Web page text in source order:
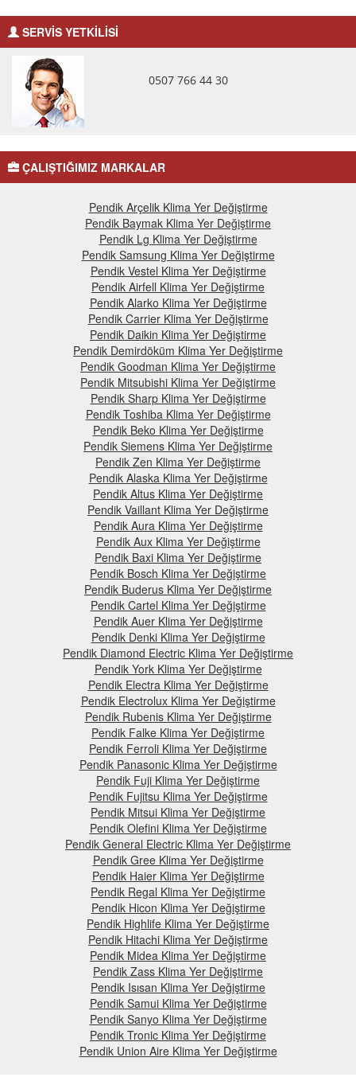
SERVİS YETKİLİSİ
0507 766 44 30
ÇALIŞTIĞIMIZ MARKALAR
Pendik Arçelik Klima Yer Değiştirme
Pendik Baymak Klima Yer Değiştirme
Pendik Lg Klima Yer Değiştirme
Pendik Samsung Klima Yer Değiştirme
Pendik Vestel Klima Yer Değiştirme
Pendik Airfell Klima Yer Değiştirme
Pendik Alarko Klima Yer Değiştirme
Pendik Carrier Klima Yer Değiştirme
Pendik Daikin Klima Yer Değiştirme
Pendik Demirdöküm Klima Yer Değiştirme
Pendik Goodman Klima Yer Değiştirme
Pendik Mitsubishi Klima Yer Değiştirme
Pendik Sharp Klima Yer Değiştirme
Pendik Toshiba Klima Yer Değiştirme
Pendik Beko Klima Yer Değiştirme
Pendik Siemens Klima Yer Değiştirme
Pendik Zen Klima Yer Değiştirme
Pendik Alaska Klima Yer Değiştirme
Pendik Altus Klima Yer Değiştirme
Pendik Vaillant Klima Yer Değiştirme
Pendik Aura Klima Yer Değiştirme
Pendik Aux Klima Yer Değiştirme
Pendik Baxi Klima Yer Değiştirme
Pendik Bosch Klima Yer Değiştirme
Pendik Buderus Klima Yer Değiştirme
Pendik Cartel Klima Yer Değiştirme
Pendik Auer Klima Yer Değiştirme
Pendik Denki Klima Yer Değiştirme
Pendik Diamond Electric Klima Yer Değiştirme
Pendik York Klima Yer Değiştirme
Pendik Electra Klima Yer Değiştirme
Pendik Electrolux Klima Yer Değiştirme
Pendik Rubenis Klima Yer Değiştirme
Pendik Falke Klima Yer Değiştirme
Pendik Ferroli Klima Yer Değiştirme
Pendik Panasonic Klima Yer Değiştirme
Pendik Fuji Klima Yer Değiştirme
Pendik Fujitsu Klima Yer Değiştirme
Pendik Mitsui Klima Yer Değiştirme
Pendik Olefini Klima Yer Değiştirme
Pendik General Electric Klima Yer Değiştirme
Pendik Gree Klima Yer Değiştirme
Pendik Haier Klima Yer Değiştirme
Pendik Regal Klima Yer Değiştirme
Pendik Hicon Klima Yer Değiştirme
Pendik Highlife Klima Yer Değiştirme
Pendik Hitachi Klima Yer Değiştirme
Pendik Midea Klima Yer Değiştirme
Pendik Zass Klima Yer Değiştirme
Pendik Isısan Klima Yer Değiştirme
Pendik Samui Klima Yer Değiştirme
Pendik Sanyo Klima Yer Değiştirme
Pendik Tronic Klima Yer Değiştirme
Pendik Union Aire Klima Yer Değiştirme